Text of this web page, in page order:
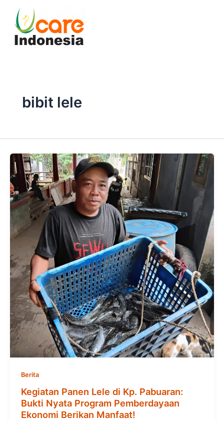
content
bibit lele
Berita
Kegiatan Panen Lele di Kp. Pabuaran:
Bukti Nyata Program Pemberdayaan
Ekonomi Berikan Manfaat!